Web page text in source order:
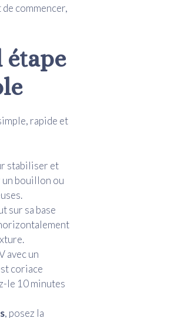
commencer,
rapide et
stabiliser et
un bouillon ou
sur sa base
avec un
coriace
le 10 minutes
, posez la